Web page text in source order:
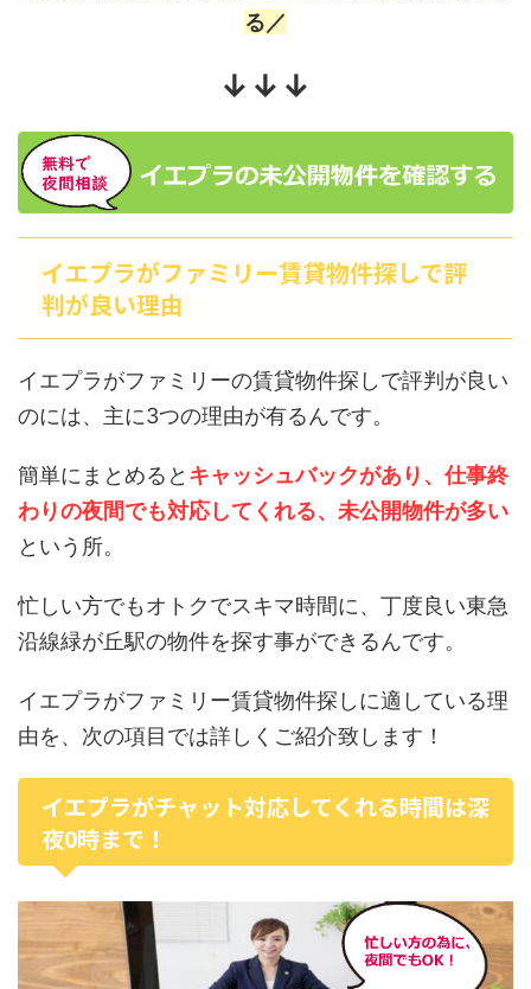
る／
↓↓↓
イエプラがファミリー賃貸物件探しで評
判が良い理由
イエプラがファミリーの賃貸物件探しで評判が良い
のには、主に3つの理由が有るんです。
簡単にまとめると キャッシュバックがあり、仕事終
わりの夜間でも対応してくれる、未公開物件が多い
という所。
忙しい方でもオトクでスキマ時間に、丁度良い東急
沿線緑が丘駅の物件を探す事ができるんです。
イエプラがファミリー賃貸物件探しに適している理
由を、次の項目では詳しくご紹介致します！
イエプラがチャット対応してくれる時間は深
夜0時まで！